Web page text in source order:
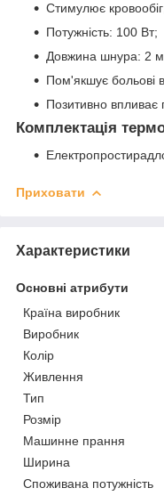
Стимулює
Потужність: 100 Вт;
Довжина шнура: 2 м
Пом'якшує больові
Позитивно впливає
Комплектація
Приховати
Характеристики
Основні атрибути
Країна виробник
Виробник
Колір
Живлення
Тип
Розмір
Машинне прання
Ширина
Споживана потужність